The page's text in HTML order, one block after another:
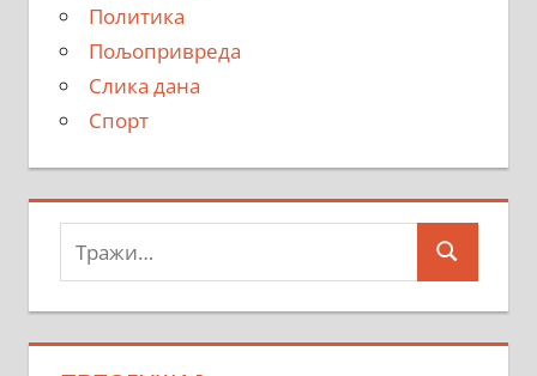
Политика
Пољопривреда
Слика дана
Спорт
Тражи:
Search